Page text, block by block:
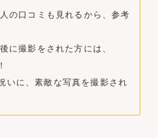
の口コミも見れるから、参考
に撮影をされた方には、
いに、素敵な写真を撮影され